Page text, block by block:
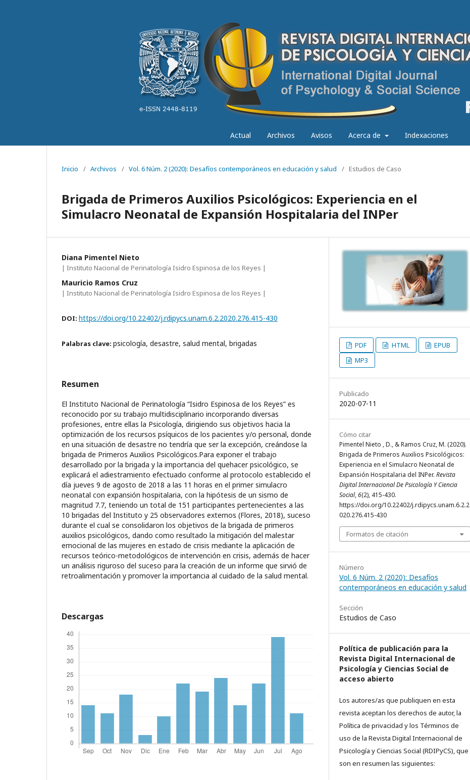
Actual Archivos Avisos Acerca de Indexaciones
Inicio / Archivos / Vol. 6 Núm. 2 (2020): Desafíos contemporáneos en educación y salud / Estudios de Caso
Brigada de Primeros Auxilios Psicológicos: Experiencia en el
Simulacro Neonatal de Expansión Hospitalaria del INPer
Diana Pimentel Nieto
| Instituto Nacional de Perinatología Isidro Espinosa de los Reyes |
Mauricio Ramos Cruz
| Instituto Nacional de Perinatología Isidro Espinosa de los Reyes |
DOI: https://doi.org/10.22402/j.rdipycs.unam.6.2.2020.276.415-430
Palabras clave: psicología, desastre, salud mental, brigadas
Resumen
El Instituto Nacional de Perinatología “Isidro Espinosa de los Reyes” es
reconocido por su trabajo multidisciplinario incorporando diversas
profesiones, entre ellas la Psicología, dirigiendo sus objetivos hacia la
optimización de los recursos psíquicos de los pacientes y/o personal, donde
en una situación de desastre no tendría que ser la excepción, creándose la
brigada de Primeros Auxilios Psicológicos.Para exponer el trabajo
desarrollado por la brigada y la importancia del quehacer psicológico, se
explicará el adiestramiento efectuado conforme al protocolo establecido el
día jueves 9 de agosto de 2018 a las 11 horas en el primer simulacro
neonatal con expansión hospitalaria, con la hipótesis de un sismo de
magnitud 7.7, teniendo un total de 151 participantes pertenecientes a las
10 brigadas del Instituto y 25 observadores externos (Flores, 2018), suceso
durante el cual se consolidaron los objetivos de la brigada de primeros
auxilios psicológicos, dando como resultado la mitigación del malestar
emocional de las mujeres en estado de crisis mediante la aplicación de
recursos teórico-metodológicos de intervención en crisis, además de hacer
un análisis riguroso del suceso para la creación de un informe que sirvió de
retroalimentación y promover la importancia al cuidado de la salud mental.
Descargas
PDF HTML
EPUB
MP3
Publicado
2020-07-11
Cómo citar
Pimentel Nieto , D., & Ramos Cruz, M. (2020).
Brigada de Primeros Auxilios Psicológicos:
Experiencia en el Simulacro Neonatal de
Expansión Hospitalaria del INPer. Revista
Digital Internacional De Psicología Y Ciencia
Social,6(2), 415-430.
https://doi.org/10.22402/j.rdipycs.unam.6.2.2
020.276.415-430
Formatos de citación
Número
Vol. 6 Núm. 2 (2020): Desafíos
contemporáneos en educación y salud
Sección
Estudios de Caso
Política de publicación para la
Revista Digital Internacional de
Psicología y Ciencias Social de
acceso abierto
Los autores/as que publiquen en esta
revista aceptan los derechos de autor, la
Política de privacidad y los Términos de
uso de la Revista Digital Internacional de
Psicología y Ciencias Social (RDIPyCS), que
son en resumen las siguientes: